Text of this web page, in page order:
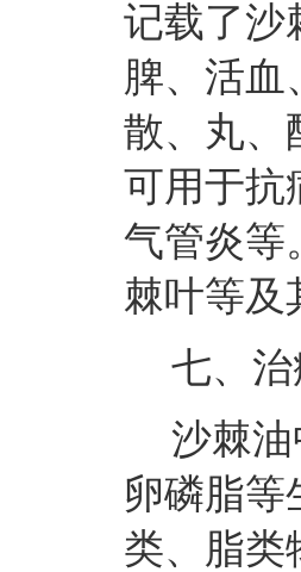
记载了沙
脾、活血
散、丸、
可用于抗
气管炎等
棘叶等及
七、
沙棘
卵磷脂等
类、脂类